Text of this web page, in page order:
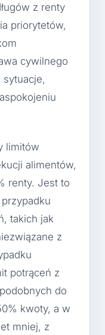
z renty
priorytetów,
cywilnego
limitów
alimentów,
renty. Jest to
takich jak
z
potrąceń z
do
kwoty, a w
mniej, z